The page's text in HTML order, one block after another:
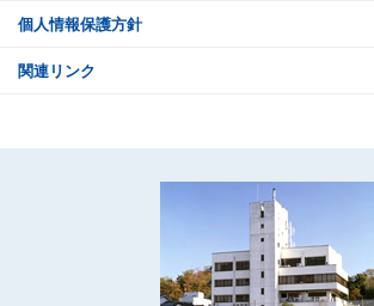
個人情報保護方針
関連リンク